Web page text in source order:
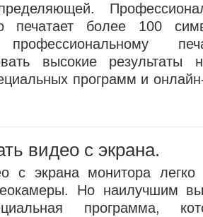
печатает более 100
профессиональному
высокие
программ и
видео с экрана.
с экрана монитора легко
Но наилучшим
программа,